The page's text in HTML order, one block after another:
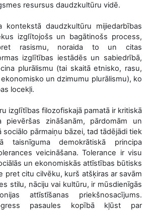
resursus daudzkultūru vidē.
kontekstā daudzkultūru mijiedarbības
izglītojošs un bagātinošs process,
rasismu, noraida to un citas
izglītības iestādēs un sabiedrībā,
plurālismu (tai skaitā etnisko, rasu,
un dzimumu plurālismu), ko
locekļi.
izglītības filozofiskajā pamatā ir kritiskā
pievēršas zināšanām, pārdomām un
sociālo pārmaiņu bāzei, tad tādējādi tiek
taisnīguma demokrātiskā principa
veicināšana. Tolerance ir visu
un ekonomiskās attīstības būtisks
pret citu cilvēku, kurš atšķiras ar savām
stilu, nāciju vai kultūru, ir mūsdienīgās
attīstīšanas priekšnosacījums.
pasaules kopībā kļūst par